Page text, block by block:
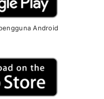
Android